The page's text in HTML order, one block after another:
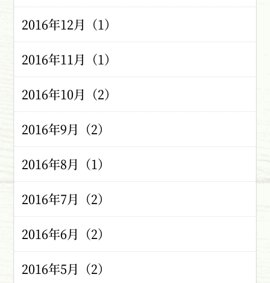
2016年12月（1）
2016年11月（1）
2016年10月（2）
2016年9月（2）
2016年8月（1）
2016年7月（2）
2016年6月（2）
2016年5月（2）